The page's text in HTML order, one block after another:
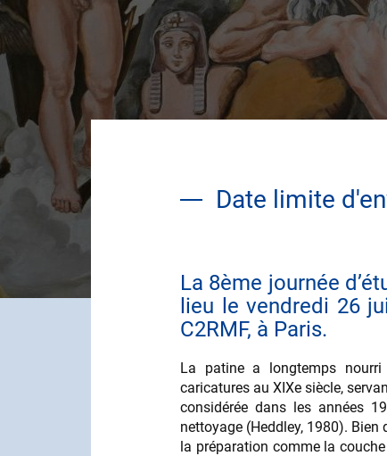
Sous-
titre
Date limite
Contenu
La 8ème journée
lieu le vendredi 26
C2RMF, à Paris.
La patine a longtemps
caricatures au XIXe siècle,
considérée dans les années
nettoyage (Heddley, 1980). Bien
la préparation comme la